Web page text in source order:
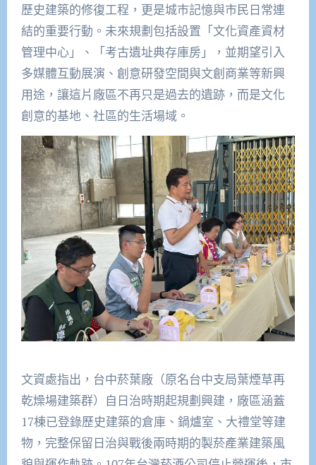
歷史建築的修復工程，更是城市記憶與市民日常連
結的重要行動。未來規劃包括設置「文化資產資材
管理中心」、「考古遺址典存庫房」，並期望引入
多媒體互動展演、創意研發空間與文創商業等新興
用途，讓這片廠區不再只是過去的遺跡，而是文化
創意的基地、社區的生活場域。
文資處指出，台中菸葉廠（原名台中支局葉煙草再
乾燥場建築群）自日治時期起規劃興建，廠區涵蓋
17棟已登錄歷史建築的倉庫、鍋爐室、大禮堂等建
物，完整保留日治與戰後兩時期的製菸產業建築風